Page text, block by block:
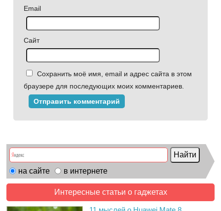
Email
Сайт
Сохранить моё имя, email и адрес сайта в этом
браузере для последующих моих комментариев.
на сайте в интернете
Интересные статьи о гаджетах